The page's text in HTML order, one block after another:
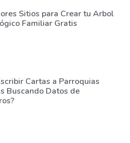
Sitios para Crear tu Arbol
Familiar Gratis
Cartas a Parroquias
Buscando Datos de